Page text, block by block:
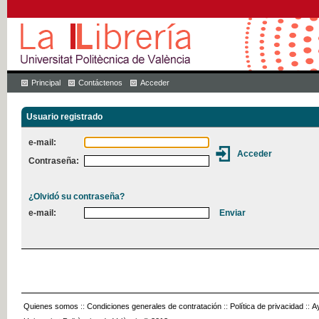
Principal Contáctenos Acceder
Usuario registrado
e-mail:
Contraseña:
¿Olvidó su contraseña?
e-mail:
Quienes somos :: Condiciones generales de contratación :: Política de privacidad ::